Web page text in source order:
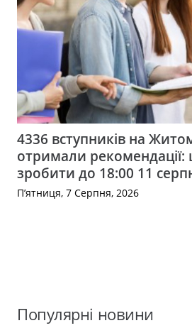
4336 вступників на
отримали
зробити до 18:00 11
П’ятниця, 7 Серпня, 2026
Популярні новини